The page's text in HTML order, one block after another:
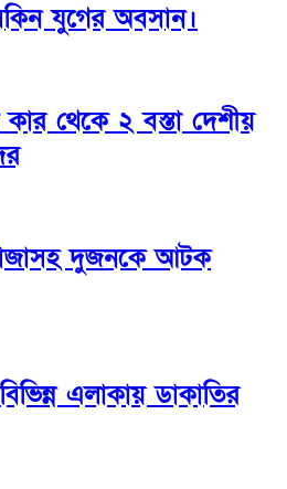
যুগের অবসান।
কার থেকে ২ বস্তা দেশীয়
দুজনকে আটক
এলাকায় ডাকাতির